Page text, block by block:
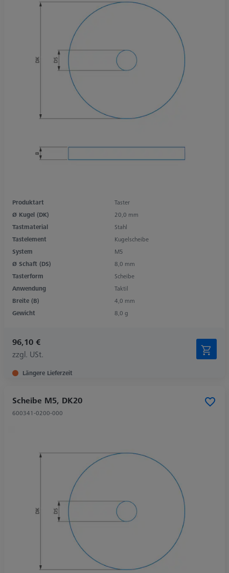
Produktart
Taster
Ø Kugel (DK)
20,0 mm
Tastmaterial
Stahl
Tastelement
Kugelscheibe
System
M5
Ø Schaft (DS)
8,0 mm
Tasterform
Scheibe
Anwendung
Taktil
Breite (B)
4,0 mm
Gewicht
8,0 g
96,10 €
zzgl. USt.
Längere Lieferzeit
Scheibe M5, DK20
600341-0200-000